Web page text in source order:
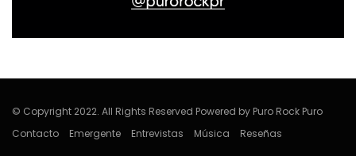
© Copyright 2022. All Rights Reserved Powered by Puro Rock Puro
Contacto
Emergente Entrevistas Música Reseñas